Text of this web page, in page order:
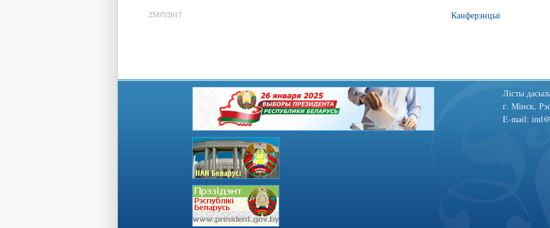
25/07/2017 Канферэнцыі
Лiсты
г. Мінск,
E-mail: